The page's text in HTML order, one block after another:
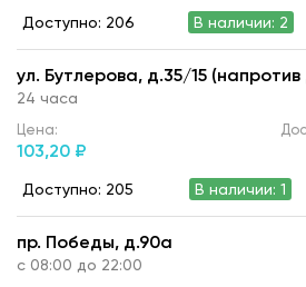
Доступно: 206 В наличии: 2
ул. Бутлерова, д.35/15
24 часа
Цена:
103,20 ₽
Доступно: 205 В наличии: 1
пр. Победы, д.90а
с 08:00 до 22:00